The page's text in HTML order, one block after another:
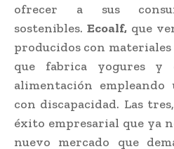
ofrecer a sus
sostenibles. Ecoalf,que
producidos con materiales
que fabrica yogures y
alimentación empleando
con discapacidad. Las
éxito empresarial que ya
nuevo mercado que